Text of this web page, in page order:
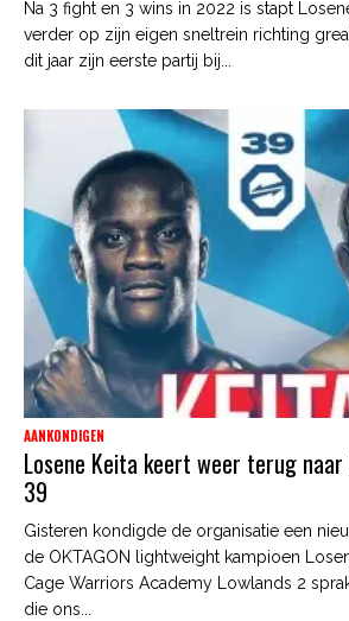
Na 3 fight en 3 wins in 2022 is stapt
verder op zijn eigen sneltrein richting
dit jaar zijn eerste partij bij...
AANKONDIGEN
Losene Keita keert weer terug
39
Gisteren kondigde de organisatie een
de OKTAGON lightweight kampioen
Cage Warriors Academy Lowlands 2
die ons...